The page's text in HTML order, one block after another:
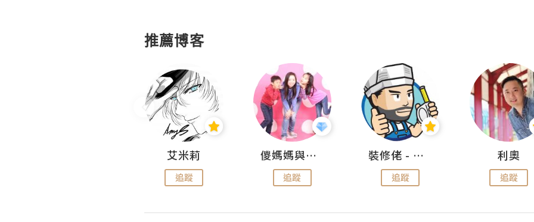
推薦博客
艾米莉
追蹤
儍媽媽與兩隻小魔怪之家
追蹤
裝修佬 - 香港一站式網上裝修平台
追蹤
利奧
追蹤